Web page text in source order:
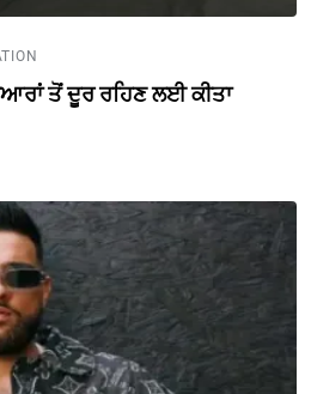
ਤੋਂ ਦੂਰ ਰਹਿਣ ਲਈ ਕੀਤਾ